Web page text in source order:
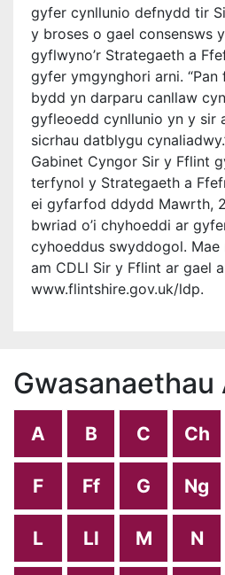
gyfer cynllunio defnydd tir
y broses o gael consensws
gyflwyno’r Strategaeth a
gyfer ymgynghori arni.
bydd yn darparu canllaw
gyfleoedd cynllunio yn y sir
sicrhau datblygu
Gabinet Cyngor Sir y Fflint
terfynol y Strategaeth a
ei gyfarfod ddydd Mawrth,
bwriad o’i chyhoeddi ar
cyhoeddus swyddogol.
am CDLl Sir y Fflint ar gael
www.flintshire.gov.uk/ldp.
Gwasanaethau
A B C Ch
F Ff G Ng
L Ll M N